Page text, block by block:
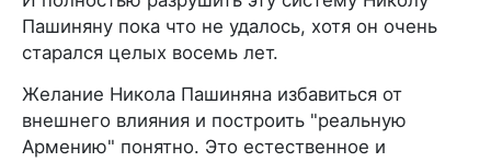
Пашиняну пока что не удалось, хотя он очень
старался целых восемь лет.
Желание Никола Пашиняна избавиться от
внешнего влияния и построить "реальную
Армению" понятно. Это естественное и